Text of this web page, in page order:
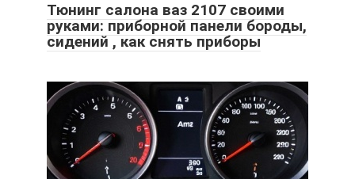
Тюнинг салона ваз 2107 своими
руками: приборной панели бороды,
сидений , как снять приборы